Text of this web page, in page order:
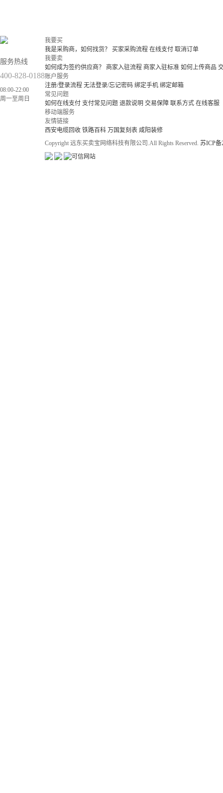
服务热线
400-828-0188
08:00-22:00
周一至周日
我要买
我是采购商，如何找货？
买家采购流程 在线支付 取消订单
我要卖
如何成为签约供应商？
商家入驻流程 商家入驻标准 如何上传商品
账户服务
注册/登录流程 无法登录/忘记密码 绑定手机 绑定邮箱
常见问题
如何在线支付 支付常见问题 退款说明 交易保障 联系方式 在线客服
移动端服务
友情链接
西安电缆回收 铁路百科 万国复刻表 咸阳装修
Copyright 远东买卖宝网络科技有限公司.All Rights Reserved. 苏ICP备